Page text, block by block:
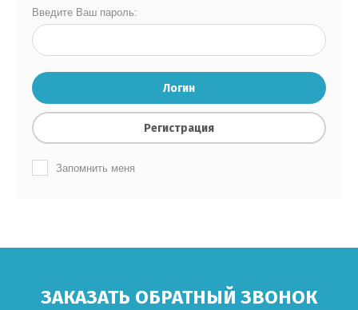
Введите Ваш пароль:
Логин
Регистрация
Запомнить меня
ЗАКАЗАТЬ ОБРАТНЫЙ ЗВОНОК